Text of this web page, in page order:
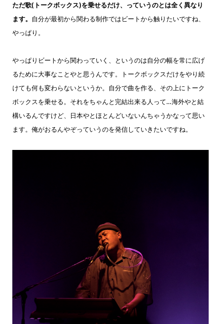
ただ歌(トークボックス)を乗せるだけ、っていうのとは全く異なり
ます。 自分が最初から関わる制作ではビートから触りたいですね、
やっぱり。
やっぱりビートから関わっていく、というのは自分の幅を常に広げ
るために大事なことやと思うんです。トークボックスだけをやり続
けても何も変わらないというか。自分で曲を作る、その上にトーク
ボックスを乗せる。それをちゃんと完結出来る人って…海外やと結
構いるんですけど、日本やとほとんどいないんちゃうかなって思い
ます。俺がおるんやぞっていうのを発信していきたいですね。